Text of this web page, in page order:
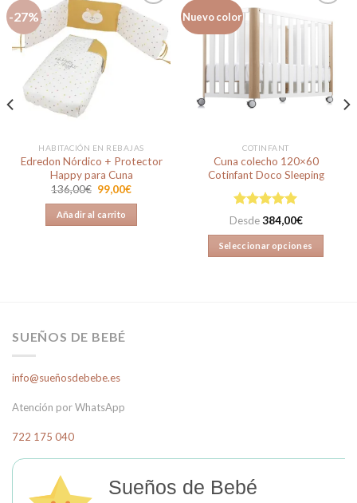
-27%
Añadir
a la
HABITACIÓN EN REBAJAS
Edredon Nórdico + Protector
Happy para Cuna
136,00€ El
precio
original
era:
136,00€.
99,00€El
99,00€.
Añadir al carrito
Nuevo color
lista de
COTINFANT
Cuna colecho 120×60
Cotinfant Doco Sleeping
Valorado en
de 5
Desde384,00€
Seleccionar opciones
SUEÑOS DE BEBÉ
info@sueñosdebebe.es
Atención por WhatsApp
722 175 040
Sueños de Bebé